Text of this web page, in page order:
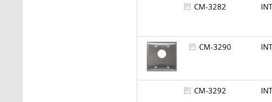
CM-3282
CM-3290
CM-3292